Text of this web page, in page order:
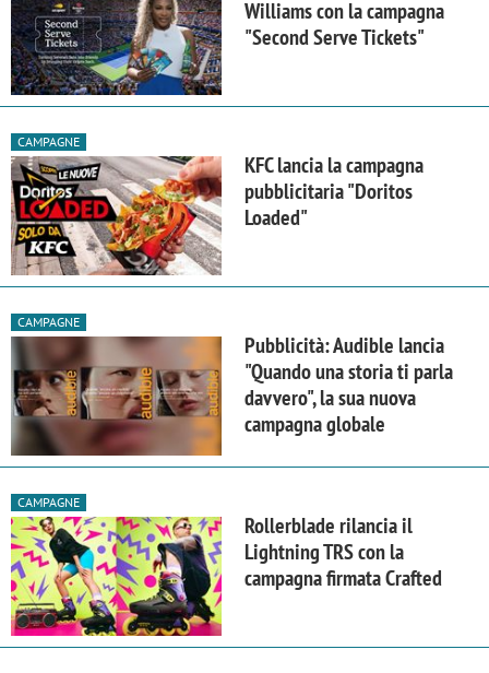
Williams con la campagna
"Second Serve Tickets"
CAMPAGNE
KFC lancia la campagna
pubblicitaria "Doritos
Loaded"
CAMPAGNE
Pubblicità: Audible lancia
"Quando una storia ti parla
davvero", la sua nuova
campagna globale
CAMPAGNE
Rollerblade rilancia il
Lightning TRS con la
campagna firmata Crafted